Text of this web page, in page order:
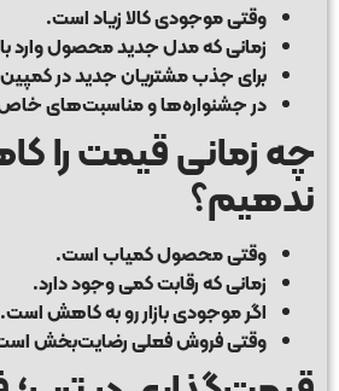
وقتی موجودی کالا زیاد است.
زمانی که مدل جدید محصول وارد
برای جذب مشتریان جدید در
در جشنواره‌ها و مناسبت‌های
چه زمانی قیمت را
ندهیم؟
وقتی محصول کمیاب است.
زمانی که رقابت کمی وجود دارد.
اگر موجودی بازار رو به کاهش است.
وقتی فروش فعلی رضایت‌بخش